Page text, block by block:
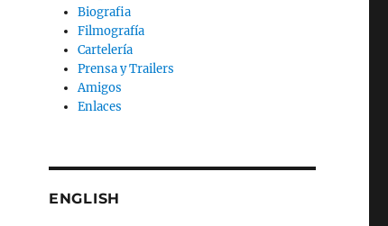
Biografia
Filmografía
Cartelería
Prensa y Trailers
Amigos
Enlaces
ENGLISH